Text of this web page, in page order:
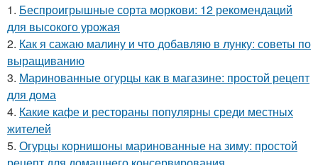
1. Беспроигрышные сорта моркови: 12 рекомендаций
для высокого урожая
2. Как я сажаю малину и что добавляю в лунку: советы по
выращиванию
3. Маринованные огурцы как в магазине: простой рецепт
для дома
4. Какие кафе и рестораны популярны среди местных
жителей
5. Огурцы корнишоны маринованные на зиму: простой